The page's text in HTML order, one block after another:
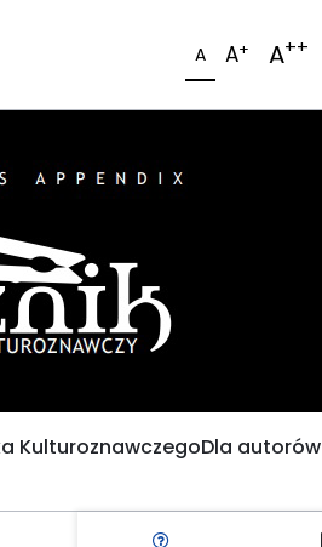
A A+ A++
KulturoznawczegoDla autorów